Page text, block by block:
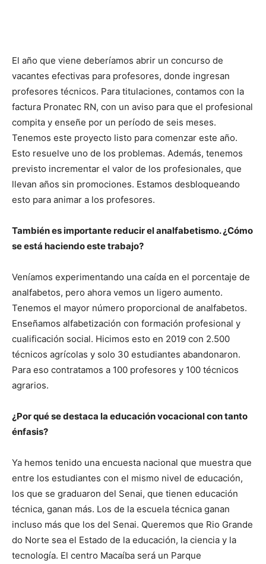
El año que viene deberíamos abrir un concurso de
vacantes efectivas para profesores, donde ingresan
profesores técnicos. Para titulaciones, contamos con la
factura Pronatec RN, con un aviso para que el profesional
compita y enseñe por un período de seis meses.
Tenemos este proyecto listo para comenzar este año.
Esto resuelve uno de los problemas. Además, tenemos
previsto incrementar el valor de los profesionales, que
llevan años sin promociones. Estamos desbloqueando
esto para animar a los profesores.
También es importante reducir el analfabetismo. ¿Cómo
se está haciendo este trabajo?
Veníamos experimentando una caída en el porcentaje de
analfabetos, pero ahora vemos un ligero aumento.
Tenemos el mayor número proporcional de analfabetos.
Enseñamos alfabetización con formación profesional y
cualificación social. Hicimos esto en 2019 con 2.500
técnicos agrícolas y solo 30 estudiantes abandonaron.
Para eso contratamos a 100 profesores y 100 técnicos
agrarios.
¿Por qué se destaca la educación vocacional con tanto
énfasis?
Ya hemos tenido una encuesta nacional que muestra que
entre los estudiantes con el mismo nivel de educación,
los que se graduaron del Senai, que tienen educación
técnica, ganan más. Los de la escuela técnica ganan
incluso más que los del Senai. Queremos que Rio Grande
do Norte sea el Estado de la educación, la ciencia y la
tecnología. El centro Macaíba será un Parque